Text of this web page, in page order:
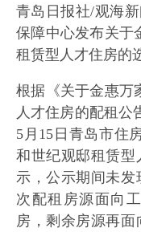
青岛日报社/观海
保障中心发布关于
租赁型人才住房的
根据《关于金惠万
人才住房的配租公
5月15日青岛市住
和世纪观邸租赁型
示，公示期间未发
次配租房源面向
房，剩余房源再